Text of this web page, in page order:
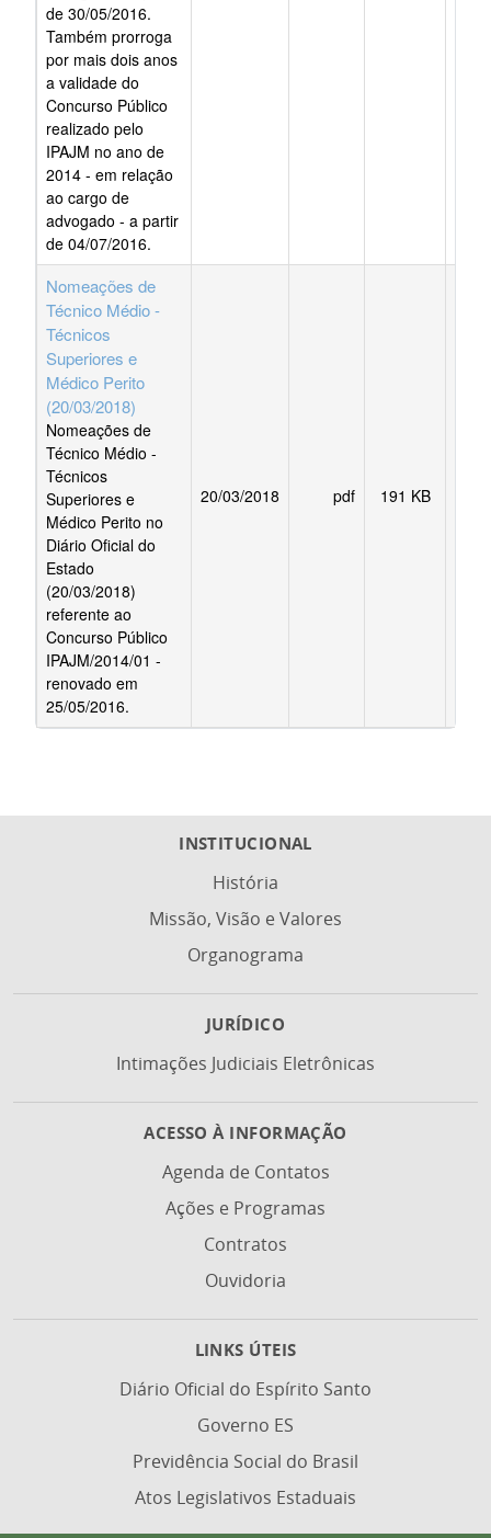
de 30/05/2016.
Também prorroga
por mais dois anos
a validade do
Concurso Público
realizado pelo
IPAJM no ano de
2014 - em relação
ao cargo de
advogado - a partir
de 04/07/2016.
Nomeações de
Técnico Médio -
Técnicos
Superiores e
Médico Perito
(20/03/2018)
Nomeações de
Técnico Médio -
Técnicos
Superiores e
Médico Perito no
Diário Oficial do
Estado
(20/03/2018)
referente ao
Concurso Público
IPAJM/2014/01 -
renovado em
25/05/2016.
20/03/2018 pdf 191 KB
INSTITUCIONAL
História
Missão, Visão e Valores
Organograma
JURÍDICO
Intimações Judiciais Eletrônicas
ACESSO À INFORMAÇÃO
Agenda de Contatos
Ações e Programas
Contratos
Ouvidoria
LINKS ÚTEIS
Diário Oficial do Espírito Santo
Governo ES
Previdência Social do Brasil
Atos Legislativos Estaduais